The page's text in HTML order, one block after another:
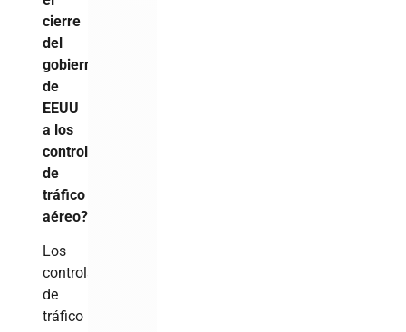
cierre
del
gobierno
de
EEUU
a los
controladores
de
tráfico
aéreo?
Los
controladores
de
tráfico